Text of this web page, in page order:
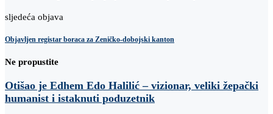
sljedeća objava
Objavljen registar boraca za Zeničko-dobojski kanton
Ne propustite
Otišao je Edhem Edo Halilić – vizionar, veliki žepački
humanist i istaknuti poduzetnik